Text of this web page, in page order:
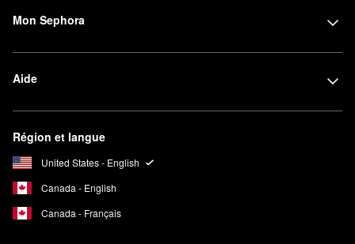
Mon Sephora
Aide
Région et langue
United States - English
Canada - English
Canada - Français